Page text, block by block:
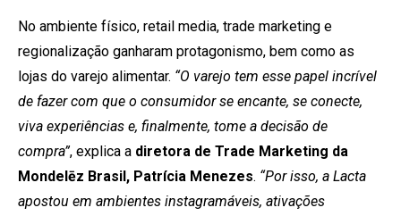
No ambiente físico, retail media, trade marketing e
regionalização ganharam protagonismo, bem como as
lojas do varejo alimentar. “O varejo tem esse papel incrível
de fazer com que o consumidor se encante, se conecte,
viva experiências e, finalmente, tome a decisão de
compra”, explica a diretora de Trade Marketing da
Mondelēz Brasil, Patrícia Menezes. “Por isso, a Lacta
apostou em ambientes instagramáveis, ativações